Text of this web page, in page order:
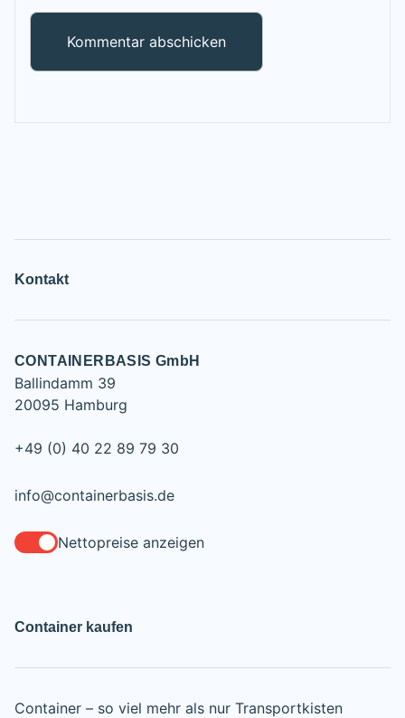
Kontakt
CONTAINERBASIS GmbH
Ballindamm 39
20095 Hamburg
+49 (0) 40 22 89 79 30
info@containerbasis.de
Nettopreise anzeigen
Container kaufen
Container – so viel mehr als nur Transportkisten